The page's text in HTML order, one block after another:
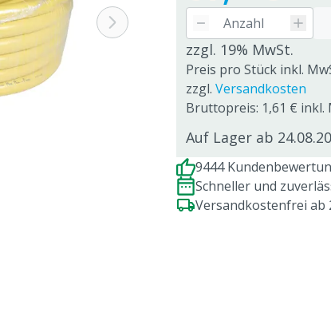
zzgl. 19% MwSt.
Preis pro Stück inkl.
zzgl. Versandkosten
Bruttopreis: 1,61 € inkl.
Auf Lager ab
9444
Schneller und
Versandkostenfrei ab